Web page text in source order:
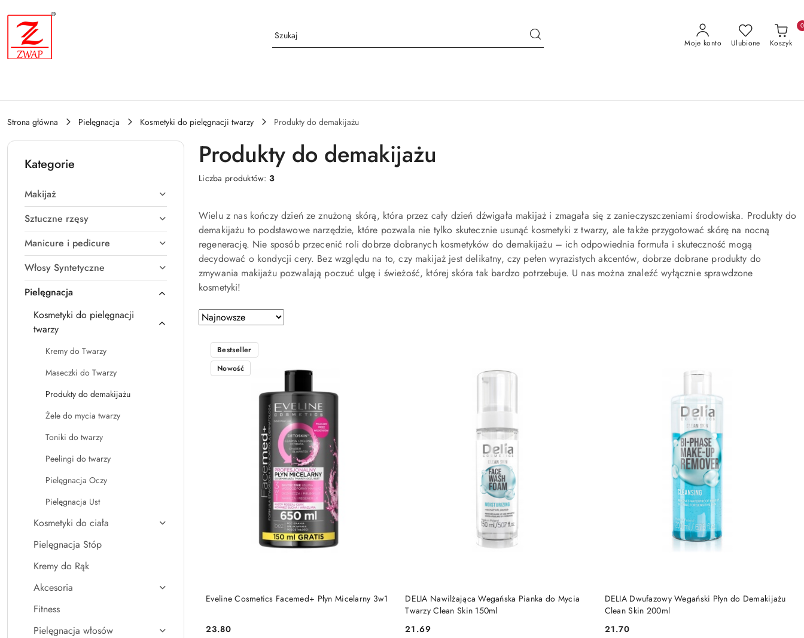
Przejdź do treści głównej
Przejdź do wyszukiwarki
Przejdź do moje konto
Przejdź do menu głównego
Przejdź do stopki
Moje konto Ulubione Koszyk
0
Strona główna Pielęgnacja Kosmetyki do pielęgnacji twarzy Produkty do demakijażu
Kategorie
Makijaż
Sztuczne rzęsy
Manicure i pedicure
Włosy Syntetyczne
Pielęgnacja
Kosmetyki do pielęgnacji
twarzy
Kremy do Twarzy
Maseczki do Twarzy
Produkty do demakijażu
Żele do mycia twarzy
Toniki do twarzy
Peelingi do twarzy
Pielęgnacja Oczy
Pielęgnacja Ust
Kosmetyki do ciała
Pielęgnacja Stóp
Kremy do Rąk
Akcesoria
Fitness
Pielęgnacja włosów
Produkty do demakijażu
Liczba produktów:3
Wielu z nas kończy dzień ze znużoną skórą, która przez cały dzień dźwigała makijaż i zmagała się z zanieczyszczeniami środowiska. Produkty do
demakijażu to podstawowe narzędzie, które pozwala nie tylko skutecznie usunąć kosmetyki z twarzy, ale także przygotować skórę na nocną
regenerację. Nie sposób przecenić roli dobrze dobranych kosmetyków do demakijażu – ich odpowiednia formuła i skuteczność mogą
decydować o kondycji cery. Bez względu na to, czy makijaż jest delikatny, czy pełen wyrazistych akcentów, dobrze dobrane produkty do
zmywania makijażu pozwalają poczuć ulgę i świeżość, której skóra tak bardzo potrzebuje. U nas można znaleźć wyłącznie sprawdzone
kosmetyki!
Zastosowano
sortowanie:
Najnowsze.
Sortuj
według
Eveline Cosmetics Facemed+ Płyn Micelarny 3w1
Cena:
23.80
Bestseller
Nowość
DO KOSZYKA
DELIA Nawilżająca Wegańska Pianka do Mycia
Twarzy Clean Skin 150ml
Cena:
21.69
DO KOSZYKA
DELIA Dwufazowy Wegański Płyn do Demakijażu
Clean Skin 200ml
Cena:
21.70
DO KOSZYKA